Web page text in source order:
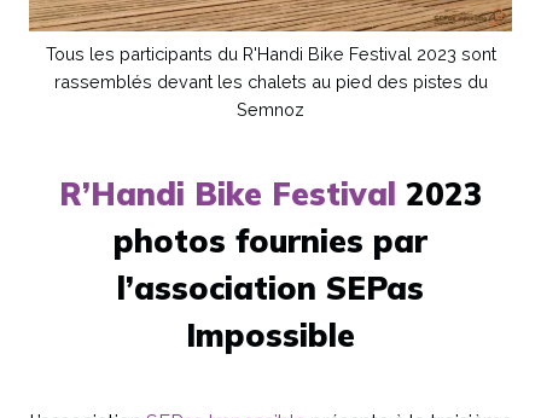
Tous les participants du R'Handi Bike Festival 2023 sont
rassemblés devant les chalets au pied des pistes du
Semnoz
R’Handi Bike Festival 2023
photos fournies par
l’association SEPas
Impossible